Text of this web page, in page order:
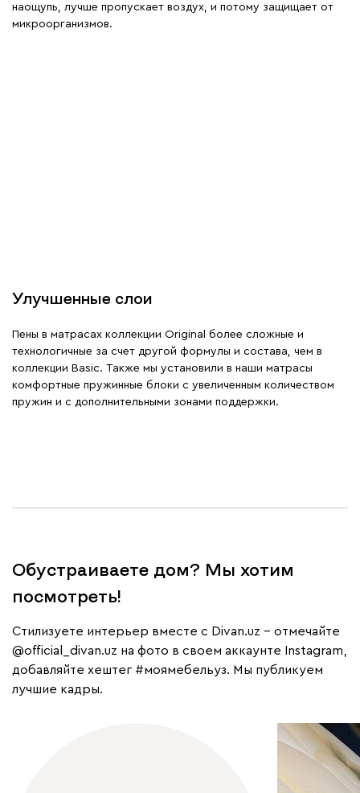
наощупь, лучше пропускает воздух, и потому защищает от
микроорганизмов.
Улучшенные слои
Пены в матрасах коллекции Original более сложные и
технологичные за счет другой формулы и состава, чем в
коллекции Basic. Также мы установили в наши матрасы
комфортные пружинные блоки c увеличенным количеством
пружин и с дополнительными зонами поддержки.
Обустраиваете дом? Мы хотим
посмотреть!
Cтилизуете интерьер вместе с Divan.uz – отмечайте
@official_divan.uz на фото в своем аккаунте Instagram,
добавляйте хештег #моямебельуз. Мы публикуем
лучшие кадры.